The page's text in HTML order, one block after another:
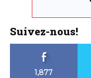
Suivez-nous!
1,877